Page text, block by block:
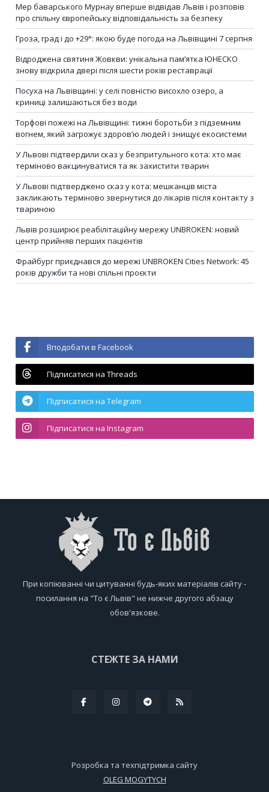
Мер баварського Мурнау вперше відвідав Львів і розповів
про спільну європейську відповідальність за безпеку
Гроза, град і до +29°: якою буде погода на Львівщині 7 серпня
Відроджена святиня Жовкви: унікальна пам’ятка ЮНЕСКО
знову відкрила двері після шести років реставрації
Посуха на Львівщині: у селі повністю висохло озеро, а
криниці залишаються без води
Торфові пожежі на Львівщині: тижні боротьби з підземним
вогнем, який загрожує здоров’ю людей і знищує екосистеми
У Львові підтвердили сказ у безпритульного кота: хто має
терміново вакцинуватися та як захистити тварин
У Львові підтверджено сказ у кота: мешканців міста
закликають терміново звернутися до лікарів після контакту з
твариною
Львів розширює реабілітаційну мережу UNBROKEN: новий
центр прийняв перших пацієнтів
Фрайбург приєднався до мережі UNBROKEN Cities Network: 45
років дружби та нові спільні проєкти
Вподобати в Facebook
Підписатися на Threads
Підписатися на Telegram
Підписатися на Instagram
При копіюванні чи цитуванні будь-яких матеріалів сайту -
посилання на "То є Львів" не нижче другого абзацу
обов'язкове.
СТЕЖТЕ ЗА НАМИ
Розробка та техпідтримка сайту
OLEG MOGYTYCH